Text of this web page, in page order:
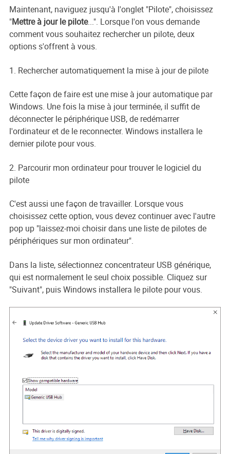
Maintenant, naviguez jusqu'à l'onglet "Pilote", choisissez
"Mettre à jour le pilote...". Lorsque l'on vous demande
comment vous souhaitez rechercher un pilote, deux
options s'offrent à vous.
1. Rechercher automatiquement la mise à jour de pilote
Cette façon de faire est une mise à jour automatique par
Windows. Une fois la mise à jour terminée, il suffit de
déconnecter le périphérique USB, de redémarrer
l'ordinateur et de le reconnecter. Windows installera le
dernier pilote pour vous.
2. Parcourir mon ordinateur pour trouver le logiciel du
pilote
C'est aussi une façon de travailler. Lorsque vous
choisissez cette option, vous devez continuer avec l'autre
pop up "laissez-moi choisir dans une liste de pilotes de
périphériques sur mon ordinateur".
Dans la liste, sélectionnez concentrateur USB générique,
qui est normalement le seul choix possible. Cliquez sur
"Suivant", puis Windows installera le pilote pour vous.